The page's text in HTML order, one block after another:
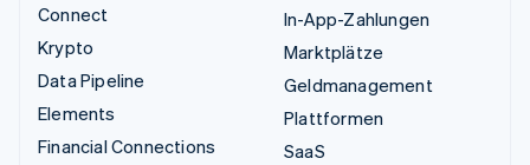
Connect
Krypto
Data Pipeline
Elements
Financial Connections
In-App-Zahlungen
Marktplätze
Geldmanagement
Plattformen
SaaS